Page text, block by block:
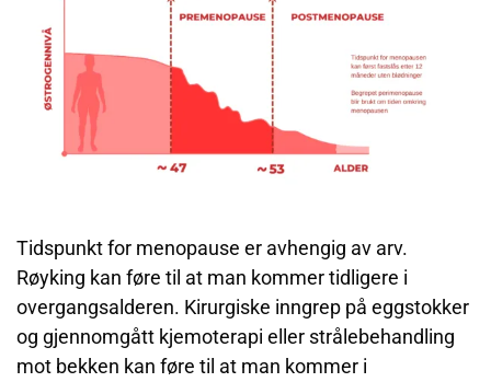
Tidspunkt for menopause er avhengig av arv.
Røyking kan føre til at man kommer tidligere i
overgangsalderen. Kirurgiske inngrep på eggstokker
og gjennomgått kjemoterapi eller strålebehandling
mot bekken kan føre til at man kommer i